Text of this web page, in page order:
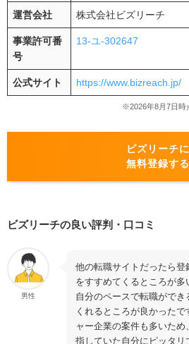
運営会社 株式会社ビズリーチ
事業許可番
号
13-ユ-302647
公式サイト https://www.bizreach.jp/
※2026年8月7日時
ビズリーチに
無料登録する
ビズリーチの良い評判・口コミ
男性
他の転職サイトだったら登
をすすめてくるところが
自分のペースで転職がで
くれるところが良かった
ャー企業の案件も多いため
指していた自分にピッタリ